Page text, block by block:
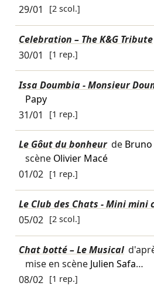
29/01
[2 scol.]
Celebration – The K&G Tribute
30/01
[1 rep.]
Issa Doumbia - Monsieur
Papy
31/01
[1 rep.]
Le Gôut du bonheur de
scène Olivier Macé
01/02 [1 rep.]
Le Club des Chats - Mini
05/02 [2 scol.]
Chat botté – Le Musical
mise en scène Julien Safa…
08/02 [1 rep.]